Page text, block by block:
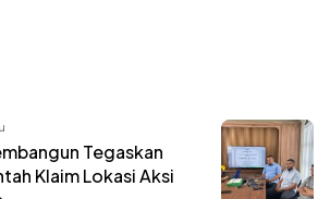
Tegaskan
Klaim Lokasi Aksi